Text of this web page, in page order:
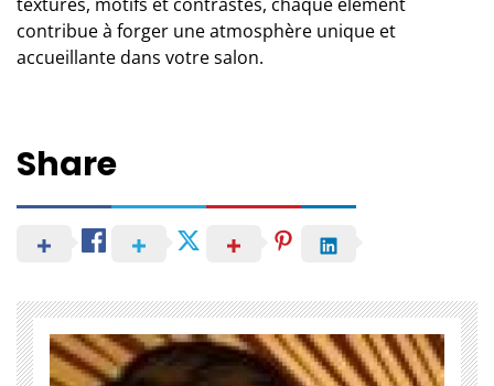
textures, motifs et contrastes, chaque élément
contribue à forger une atmosphère unique et
accueillante dans votre salon.
Share